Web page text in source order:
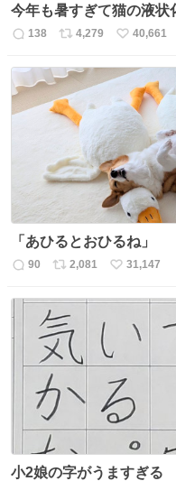
今年も暑すぎて猫の液状
返
138
リ
ス
ト
数
4,279
い
ね
数
40,661
「あひるとおひるね」
返
90
リ
ト
数
2,081
い
31,147
小2娘の字がうますぎる